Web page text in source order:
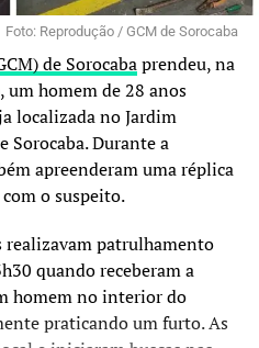
Foto: Reprodução / GCM de Sorocaba
de Sorocabaprendeu, na
homem de 28 anos
localizada no Jardim
Sorocaba. Durante a
apreenderam uma réplica
o suspeito.
realizavam patrulhamento
quando receberam a
homem no interior do
praticando um furto. As